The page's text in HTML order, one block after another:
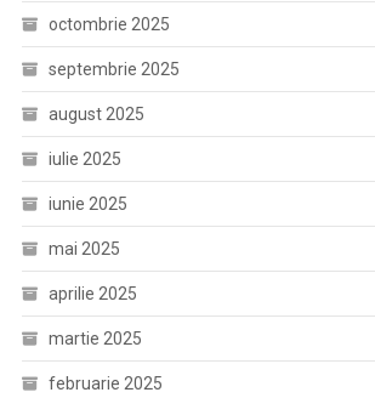
octombrie 2025
septembrie 2025
august 2025
iulie 2025
iunie 2025
mai 2025
aprilie 2025
martie 2025
februarie 2025